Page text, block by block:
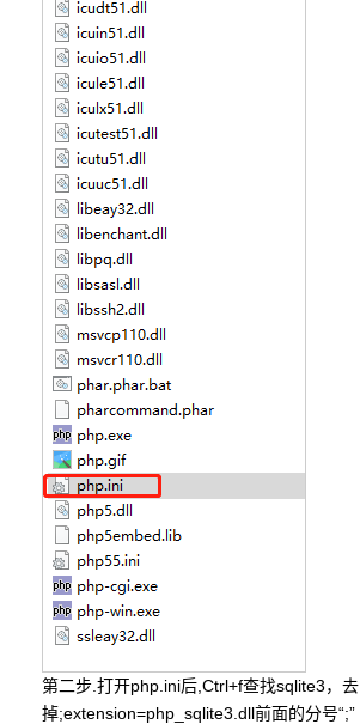
第二步.打开php.ini后,Ctrl+f查找sqlite3，去
掉;extension=php_sqlite3.dll前面的分号“;”